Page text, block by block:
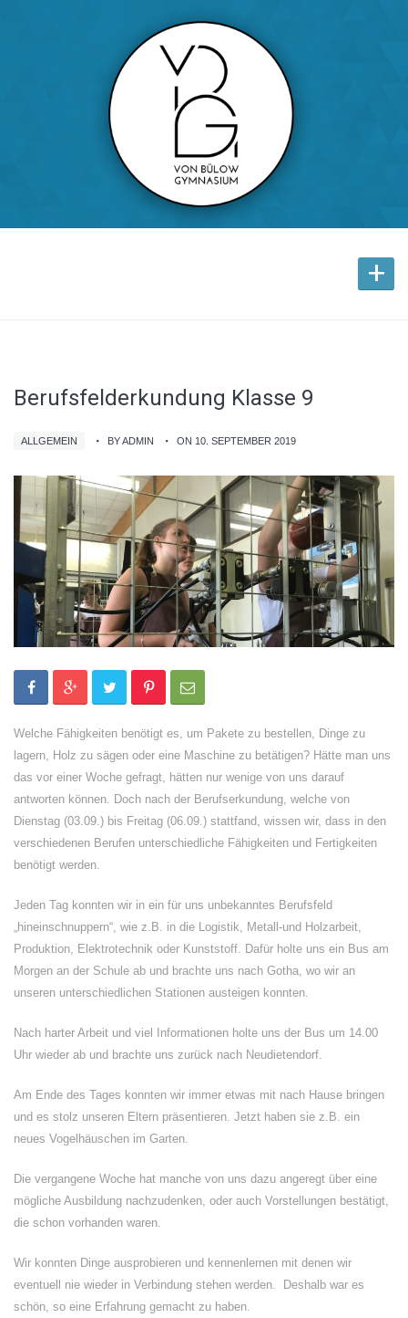
+
Berufsfelderkundung Klasse 9
ALLGEMEIN BY ADMIN ON 10. SEPTEMBER 2019
Welche Fähigkeiten benötigt es, um Pakete zu bestellen, Dinge zu
lagern, Holz zu sägen oder eine Maschine zu betätigen? Hätte man uns
das vor einer Woche gefragt, hätten nur wenige von uns darauf
antworten können. Doch nach der Berufserkundung, welche von
Dienstag (03.09.) bis Freitag (06.09.) stattfand, wissen wir, dass in den
verschiedenen Berufen unterschiedliche Fähigkeiten und Fertigkeiten
benötigt werden.
Jeden Tag konnten wir in ein für uns unbekanntes Berufsfeld
„hineinschnuppern“, wie z.B. in die Logistik, Metall-und Holzarbeit,
Produktion, Elektrotechnik oder Kunststoff. Dafür holte uns ein Bus am
Morgen an der Schule ab und brachte uns nach Gotha, wo wir an
unseren unterschiedlichen Stationen austeigen konnten.
Nach harter Arbeit und viel Informationen holte uns der Bus um 14.00
Uhr wieder ab und brachte uns zurück nach Neudietendorf.
Am Ende des Tages konnten wir immer etwas mit nach Hause bringen
und es stolz unseren Eltern präsentieren. Jetzt haben sie z.B. ein
neues Vogelhäuschen im Garten.
Die vergangene Woche hat manche von uns dazu angeregt über eine
mögliche Ausbildung nachzudenken, oder auch Vorstellungen bestätigt,
die schon vorhanden waren.
Wir konnten Dinge ausprobieren und kennenlernen mit denen wir
eventuell nie wieder in Verbindung stehen werden. Deshalb war es
schön, so eine Erfahrung gemacht zu haben.